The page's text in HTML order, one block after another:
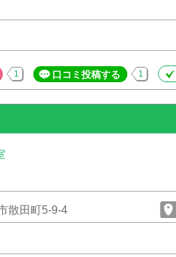
1 口コミ投稿する 1
散田町5-9-4